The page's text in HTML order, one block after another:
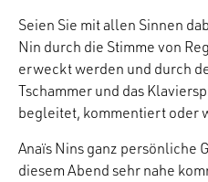
Seien Sie mit allen Sinnen
Nin durch die Stimme von
erweckt werden und durch
Tschammer und das
begleitet, kommentiert oder
Anaïs Nins ganz persönliche
diesem Abend sehr nahe